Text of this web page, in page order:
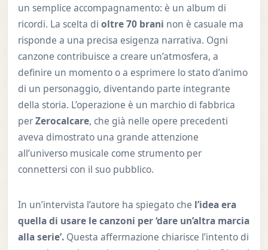
un semplice accompagnamento: è un album di
ricordi. La scelta di oltre 70 brani non è casuale ma
risponde a una precisa esigenza narrativa. Ogni
canzone contribuisce a creare un’atmosfera, a
definire un momento o a esprimere lo stato d’animo
di un personaggio, diventando parte integrante
della storia. L’operazione è un marchio di fabbrica
perZerocalcare, che già nelle opere precedenti
aveva dimostrato una grande attenzione
all’universo musicale come strumento per
connettersi con il suo pubblico.
In un’intervista l’autore ha spiegato che l’idea era
quella di usare le canzoni per ‘dare un’altra marcia
alla serie’. Questa affermazione chiarisce l’intento di